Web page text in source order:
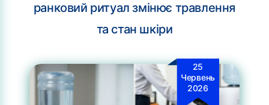
ранковий ритуал змінює травлення
та стан шкіри
25
Червень
2026